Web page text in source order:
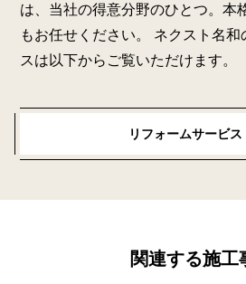
は、当社の得意分野のひとつ。本
もお任せください。 ネクスト名
スは以下からご覧いただけます。
リフォームサービス
関連する施工